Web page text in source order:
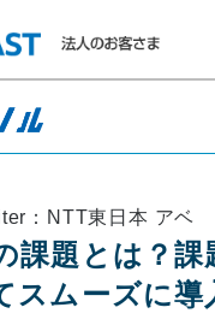
：NTT東日本 アベ
課題とは？課
スムーズに導